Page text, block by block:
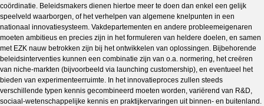
coördinatie. Beleidsmakers dienen hiertoe meer te doen dan enkel een gelijk
speelveld waarborgen, of het verhelpen van algemene knelpunten in een
nationaal innovatiesysteem. Vakdepartementen en andere probleemeigenaren
moeten ambitieus en precies zijn in het formuleren van heldere doelen, en samen
met EZK nauw betrokken zijn bij het ontwikkelen van oplossingen. Bijbehorende
beleidsinterventies kunnen een combinatie zijn van o.a. normering, het creëren
van niche-markten (bijvoorbeeld via launching customership), en eventueel het
bieden van experimenteerruimte. In het innovatieproces zullen steeds
verschillende typen kennis gecombineerd moeten worden, variërend van R&D,
sociaal-wetenschappelijke kennis en praktijkervaringen uit binnen- en buitenland.